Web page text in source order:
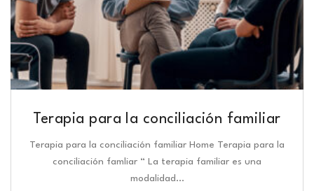
Terapia para la conciliación familiar
Terapia para la conciliación familiar Home Terapia para la
conciliación famliar “ La terapia familiar es una
modalidad…